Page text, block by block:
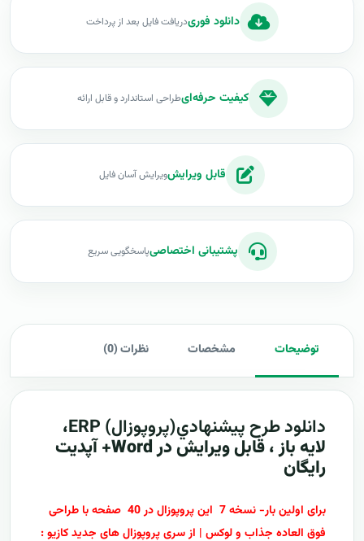
دانلود فوریدریافت فایل بعد از پرداخت
کیفیت حرفه‌ایطراحی استاندارد و قابل ارائه
قابل ویرایشویرایش آسان فایل
پشتیبانی اختصاصیپاسخگویی سریع
توضیحات مشخصات نظرات (0)
دانلود طرح پيشنهادي(پروپوزال) ERP،
لایه باز ، قابل ویرایش در Word+ آپدیت
رایگان
برای اولین بار- نسخه 7 این پروپوزال در 40 صفحه با طراحی
فوق العاده جذاب و لوکس | از سری پروپوزال های جدید کازیو :